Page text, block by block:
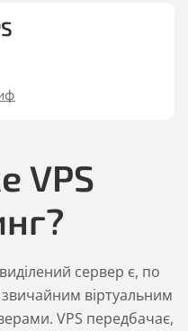
VPS
сервер є, по
віртуальним
VPS передбачає,